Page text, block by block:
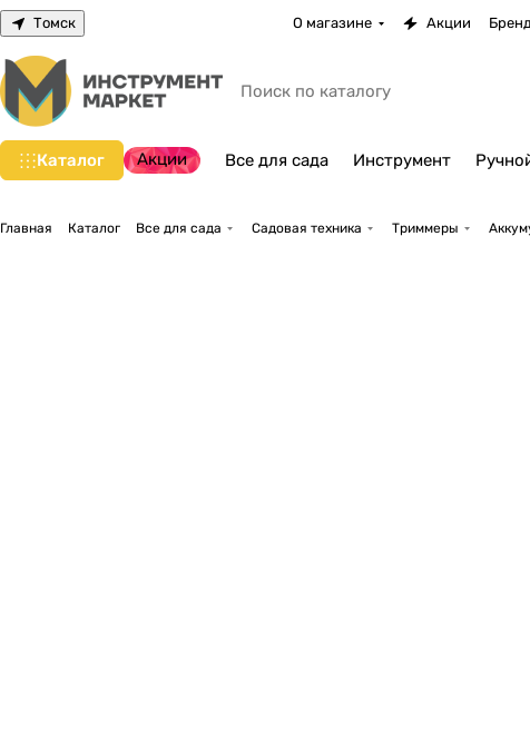
Томск О магазине Акции
Каталог Акции Все для сада Инструмент
Главная Каталог Все для сада Садовая техника Триммеры